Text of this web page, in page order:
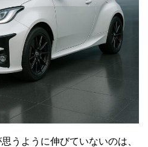
うように伸びていないのは、